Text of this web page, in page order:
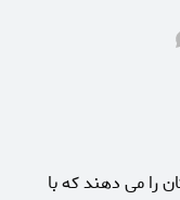
را می دهند که با